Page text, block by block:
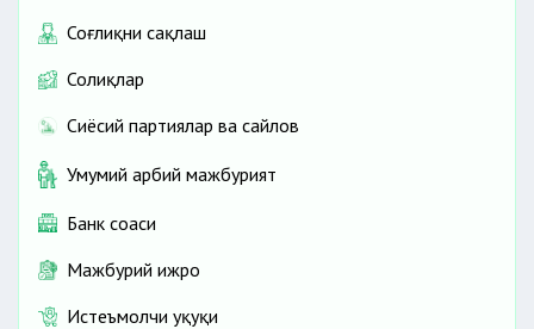
Соғлиқни сақлаш
Солиқлар
Сиёсий партиялар ва сайлов
Умумий ҳарбий мажбурият
Банк соҳаси
Мажбурий ижро
Истеъмолчи ҳуқуқи